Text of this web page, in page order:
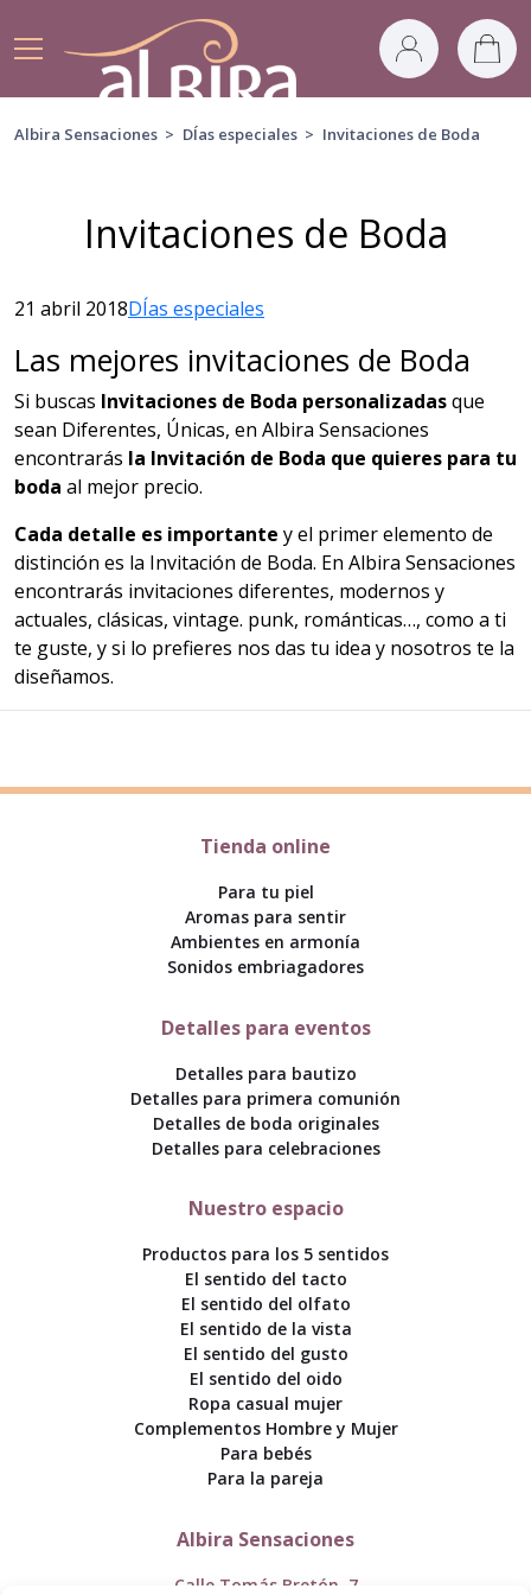
Albira Sensaciones > DÍas especiales > Invitaciones de Boda
Invitaciones de Boda
21 abril 2018DÍas especiales
Las mejores invitaciones de Boda
Si buscas Invitaciones de Boda personalizadasque
sean Diferentes, Únicas, en Albira Sensaciones
encontrarás la Invitación de Boda que quieres para tu
boda al mejor precio.
Cada detalle es importante y el primer elemento de
distinción es la Invitación de Boda. En Albira Sensaciones
encontrarás invitaciones diferentes, modernos y
actuales, clásicas, vintage. punk, románticas…, como a ti
te guste, y si lo prefieres nos das tu idea y nosotros te la
diseñamos.
Tienda online
Para tu piel
Aromas para sentir
Ambientes en armonía
Sonidos embriagadores
Detalles para eventos
Detalles para bautizo
Detalles para primera comunión
Detalles de boda originales
Detalles para celebraciones
Nuestro espacio
Productos para los 5 sentidos
El sentido del tacto
El sentido del olfato
El sentido de la vista
El sentido del gusto
El sentido del oido
Ropa casual mujer
Complementos Hombre y Mujer
Para bebés
Para la pareja
Albira Sensaciones
Calle Tomás Bretón, 7